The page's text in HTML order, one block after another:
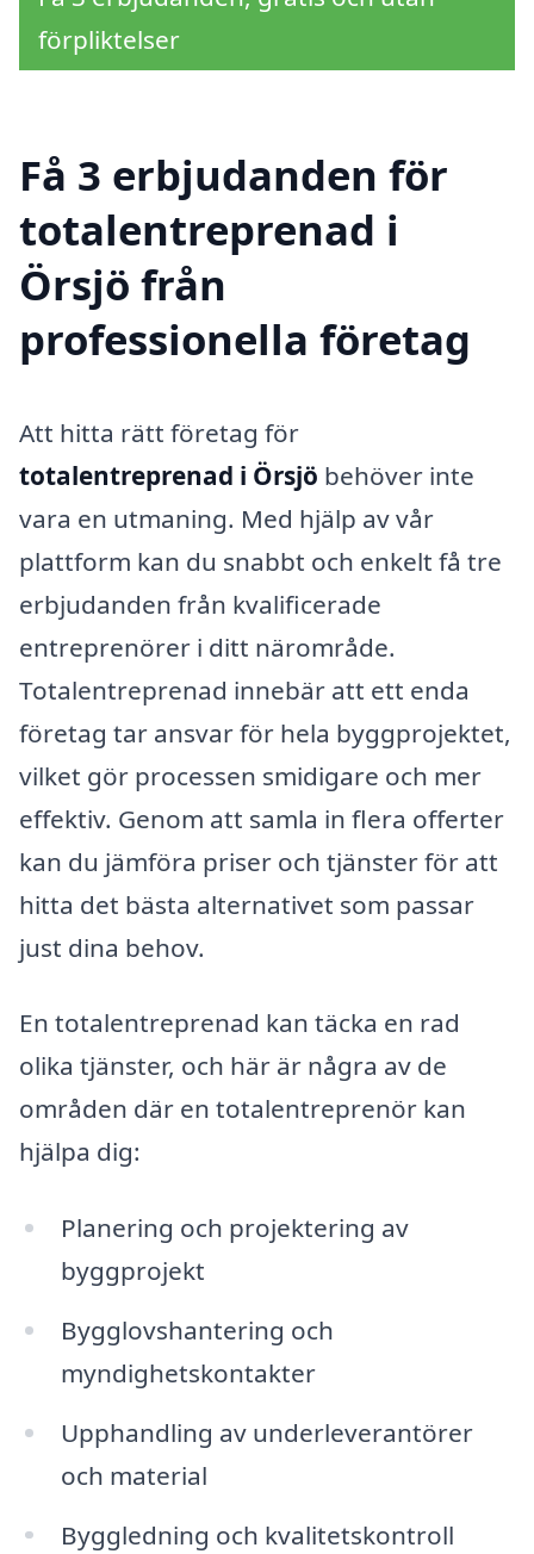
förpliktelser
Få 3 erbjudanden för
totalentreprenad i
Örsjö från
professionella företag
Att hitta rätt företag för
totalentreprenad i Örsjö behöver inte
vara en utmaning. Med hjälp av vår
plattform kan du snabbt och enkelt få tre
erbjudanden från kvalificerade
entreprenörer i ditt närområde.
Totalentreprenad innebär att ett enda
företag tar ansvar för hela byggprojektet,
vilket gör processen smidigare och mer
effektiv. Genom att samla in flera offerter
kan du jämföra priser och tjänster för att
hitta det bästa alternativet som passar
just dina behov.
En totalentreprenad kan täcka en rad
olika tjänster, och här är några av de
områden där en totalentreprenör kan
hjälpa dig:
Planering och projektering av
byggprojekt
Bygglovshantering och
myndighetskontakter
Upphandling av underleverantörer
och material
Byggledning och kvalitetskontroll